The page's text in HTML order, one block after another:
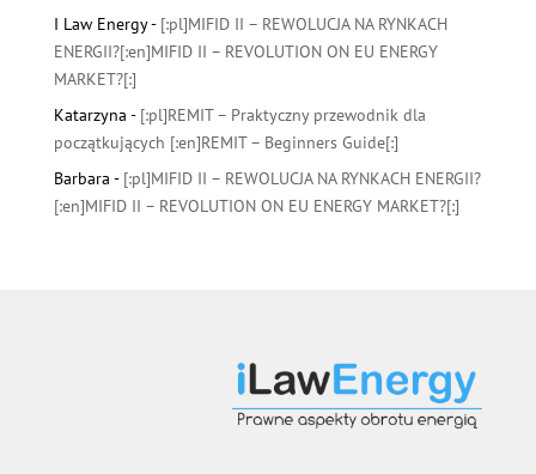
I Law Energy- [:pl]MIFID II – REWOLUCJA NA RYNKACH
ENERGII?[:en]MIFID II – REVOLUTION ON EU ENERGY
MARKET?[:]
Katarzyna - [:pl]REMIT – Praktyczny przewodnik dla
początkujących [:en]REMIT – Beginners Guide[:]
Barbara - [:pl]MIFID II – REWOLUCJA NA RYNKACH ENERGII?
[:en]MIFID II – REVOLUTION ON EU ENERGY MARKET?[:]